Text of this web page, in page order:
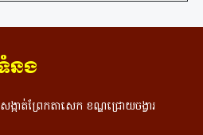
ព្រមទាំងមានការរៀបចំពិសារអាហារសាមគ្គី
រ ឆ្នាំថោះ បញ្ចស័ក ព.ស. ២៥៦៦​។ ពិធីនេះ
បានសហការរៀបចំឡើងដោយសិស្សចៅ
ន់ទី ២, សិស្សសារការី ជំនាន់ទី ៣, សិស្ស
នង
ង្កាត់ព្រែកតាសេក ខណ្ឌជ្រោយចង្វារ